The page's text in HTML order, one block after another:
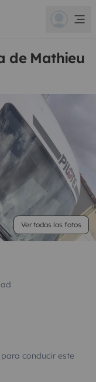
de Mathieu
Ver todas las fotos
conducir este